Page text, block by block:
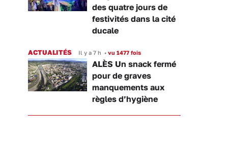
des quatre jours de
festivités dans la cité
ducale
ACTUALITÉS Il y a 7 h • vu 1477 fois
ALÈS Un snack fermé
pour de graves
manquements aux
règles d’hygiène